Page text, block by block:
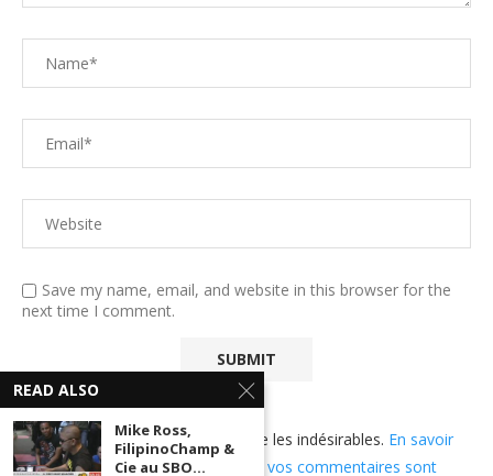
Save my name, email, and website in this browser for the
next time I comment.
Ce site utilise Akismet pour réduire les indésirables. En savoir
plus sur comment les données de vos commentaires sont
READ ALSO
Mike Ross,
FilipinoChamp &
Cie au SBO...